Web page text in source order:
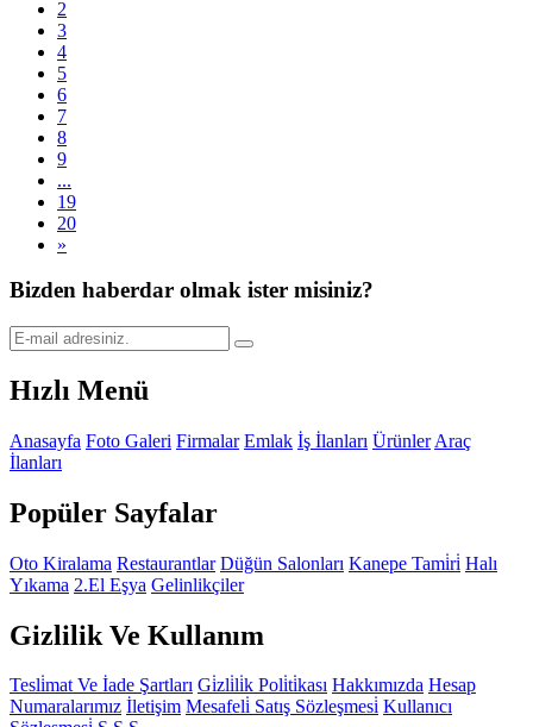
2
3
4
5
6
7
8
9
...
19
20
»
Bizden haberdar olmak ister misiniz?
Hızlı Menü
Anasayfa Foto Galeri Firmalar Emlak İş İlanları Ürünler Araç
İlanları
Popüler Sayfalar
Oto Kiralama Restaurantlar Düğün Salonları Kanepe Tami̇ri̇ Halı
Yıkama 2.El Eşya Gelinlikçiler
Gizlilik Ve Kullanım
Tesli̇mat Ve İade Şartları Gi̇zli̇li̇k Poli̇ti̇kası Hakkımızda Hesap
Numaralarımız İletişim Mesafeli̇ Satış Sözleşmesi̇ Kullanıcı